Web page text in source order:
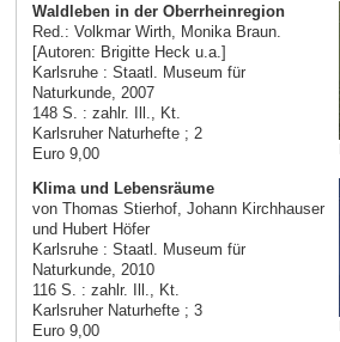
Waldleben in der Oberrheinregion
Red.: Volkmar Wirth, Monika Braun.
[Autoren: Brigitte Heck u.a.]
Karlsruhe : Staatl. Museum für
Naturkunde, 2007
148 S. : zahlr. Ill., Kt.
Karlsruher Naturhefte ; 2
Euro 9,00
Klima und Lebensräume
von Thomas Stierhof, Johann Kirchhauser
und Hubert Höfer
Karlsruhe : Staatl. Museum für
Naturkunde, 2010
116 S. : zahlr. Ill., Kt.
Karlsruher Naturhefte ; 3
Euro 9,00